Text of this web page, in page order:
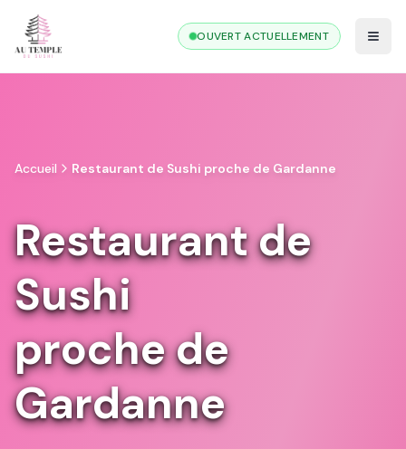
OUVERT ACTUELLEMENT
Accueil Restaurant de Sushi proche de Gardanne
Restaurant de
Sushi
proche de
Gardanne